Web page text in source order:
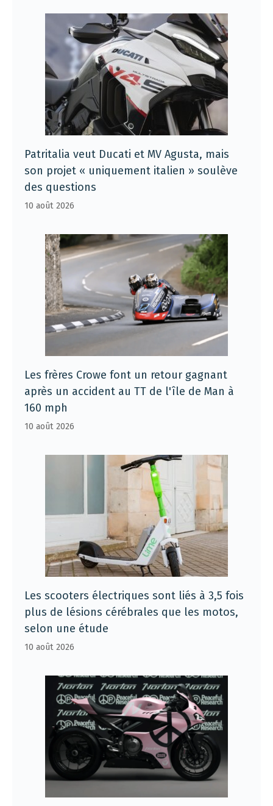
Patritalia veut Ducati et MV Agusta, mais
son projet « uniquement italien » soulève
des questions
10 août 2026
Les frères Crowe font un retour gagnant
après un accident au TT de l'île de Man à
160 mph
10 août 2026
Les scooters électriques sont liés à 3,5 fois
plus de lésions cérébrales que les motos,
selon une étude
10 août 2026